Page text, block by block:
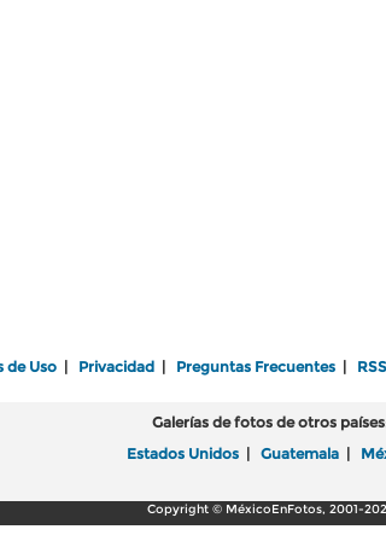
de Uso Privacidad Preguntas Frecuentes RSS
Galerías de fotos de otros
Estados Unidos
Guatemala
Copyright © MéxicoEnFotos, 2001-